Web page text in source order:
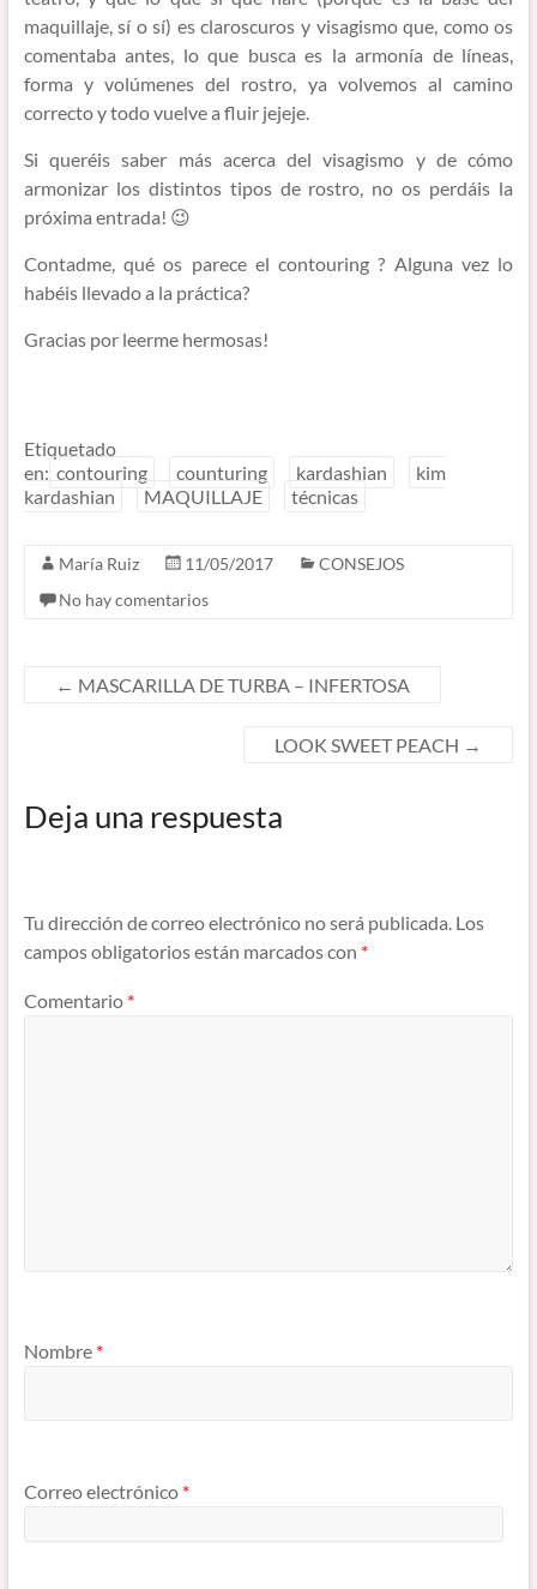
maquillaje, sí o sí) es claroscuros y visagismo que, como os
comentaba antes, lo que busca es la armonía de líneas,
forma y volúmenes del rostro, ya volvemos al camino
correcto y todo vuelve a fluir jejeje.
Si queréis saber más acerca del visagismo y de cómo
armonizar los distintos tipos de rostro, no os perdáis la
próxima entrada! 😉
Contadme, qué os parece el contouring ? Alguna vez lo
habéis llevado a la práctica?
Gracias por leerme hermosas!
Etiquetado
en: contouring counturing kardashian
kim
kardashian
MAQUILLAJE técnicas
María Ruiz 11/05/2017
CONSEJOS
No hay comentarios
← MASCARILLA DE TURBA – INFERTOSA
LOOK SWEET PEACH →
Deja una respuesta
Tu dirección de correo electrónico no será publicada. Los
campos obligatorios están marcados con *
Comentario *
Nombre *
Correo electrónico *